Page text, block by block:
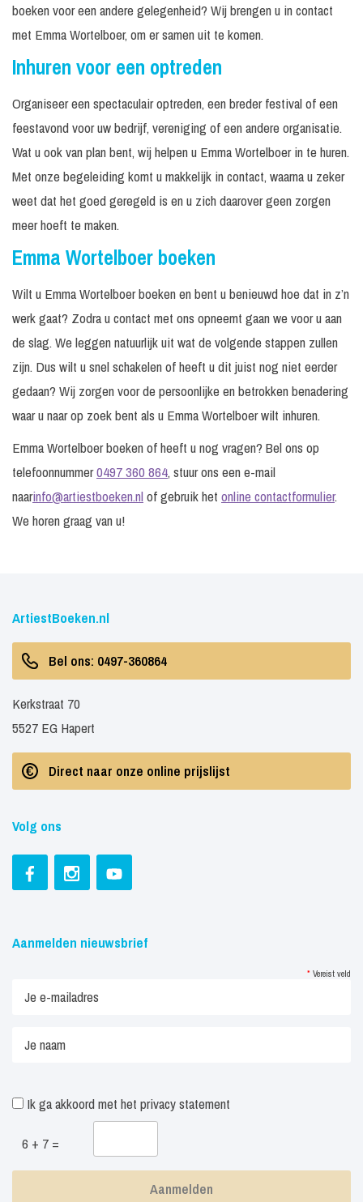
boeken voor een andere gelegenheid? Wij brengen u in contact
met Emma Wortelboer, om er samen uit te komen.
Inhuren voor een optreden
Organiseer een spectaculair optreden, een breder festival of een
feestavond voor uw bedrijf, vereniging of een andere organisatie.
Wat u ook van plan bent, wij helpen u Emma Wortelboer in te huren.
Met onze begeleiding komt u makkelijk in contact, waarna u zeker
weet dat het goed geregeld is en u zich daarover geen zorgen
meer hoeft te maken.
Emma Wortelboer boeken
Wilt u Emma Wortelboer boeken en bent u benieuwd hoe dat in z’n
werk gaat? Zodra u contact met ons opneemt gaan we voor u aan
de slag. We leggen natuurlijk uit wat de volgende stappen zullen
zijn. Dus wilt u snel schakelen of heeft u dit juist nog niet eerder
gedaan? Wij zorgen voor de persoonlijke en betrokken benadering
waar u naar op zoek bent als u Emma Wortelboer wilt inhuren.
Emma Wortelboer boeken of heeft u nog vragen? Bel ons op
telefoonnummer0497 360 864, stuur ons een e-mail
naarinfo@artiestboeken.nlof gebruik het online contactformulier.
We horen graag van u!
ArtiestBoeken.nl
Bel ons: 0497-360864
Kerkstraat 70
5527 EG Hapert
Direct naar onze online prijslijst
Volg ons
Aanmelden nieuwsbrief
* Vereist veld
Ik ga akkoord met het privacy statement
6 + 7 =